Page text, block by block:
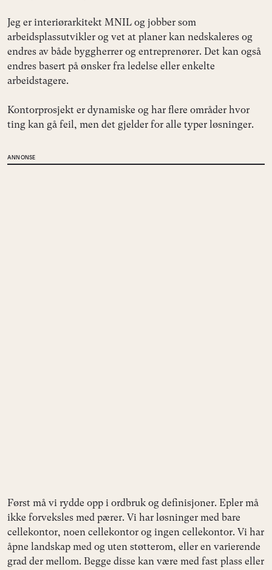
Jeg er interiørarkitekt MNIL og jobber som
arbeidsplassutvikler og vet at planer kan nedskaleres og
endres av både byggherrer og entreprenører. Det kan også
endres basert på ønsker fra ledelse eller enkelte
arbeidstagere.
Kontorprosjekt er dynamiske og har flere områder hvor
ting kan gå feil, men det gjelder for alle typer løsninger.
ANNONSE
Først må vi rydde opp i ordbruk og definisjoner. Epler må
ikke forveksles med pærer. Vi har løsninger med bare
cellekontor, noen cellekontor og ingen cellekontor. Vi har
åpne landskap med og uten støtterom, eller en varierende
grad der mellom. Begge disse kan være med fast plass eller